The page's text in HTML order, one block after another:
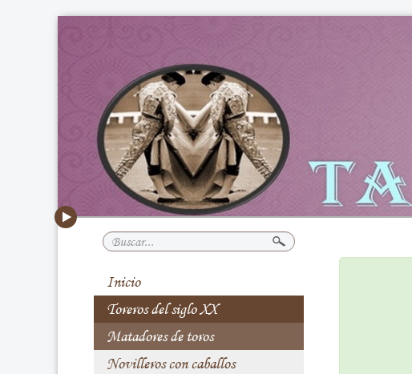
Buscar...
Inicio
Toreros del siglo XX
Matadores de toros
Novilleros con caballos